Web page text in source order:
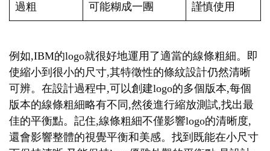
過粗 可能糊成一團 謹慎使用
例如,IBM的logo就很好地運用了適當的線條粗細。即
使縮小到很小的尺寸,其特徵性的條紋設計仍然清晰
可辨。在設計過程中,可以創建logo的多個版本,每個
版本的線條粗細略有不同,然後進行縮放測試,找出最
佳的平衡點。記住,線條粗細不僅影響logo的清晰度,
還會影響整體的視覺平衡和美感。找到既能在小尺寸